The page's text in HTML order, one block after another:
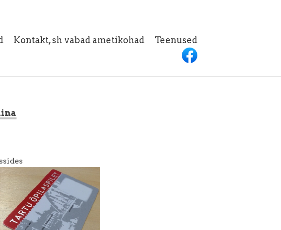
Kontakt, sh vabad ametikohad Teenused